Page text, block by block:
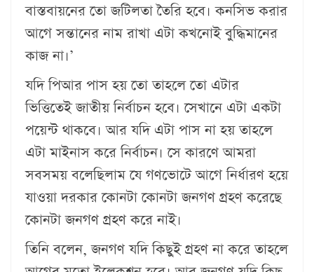
বাস্তবায়নের তো জটিলতা তৈরি হবে। কনসিভ করার
আগে সন্তানের নাম রাখা এটা কখনোই বুদ্ধিমানের
কাজ না।’
যদি পিআর পাস হয় তো তাহলে তো এটার
ভিত্তিতেই জাতীয় নির্বাচন হবে। সেখানে এটা একটা
পয়েন্ট থাকবে। আর যদি এটা পাস না হয় তাহলে
এটা মাইনাস করে নির্বাচন। সে কারণে আমরা
সবসময় বলেছিলাম যে গণভোটে আগে নির্ধারণ হয়ে
যাওয়া দরকার কোনটা কোনটা জনগণ গ্রহণ করেছে
কোনটা জনগণ গ্রহণ করে নাই।
তিনি বলেন, জনগণ যদি কিছুই গ্রহণ না করে তাহলে